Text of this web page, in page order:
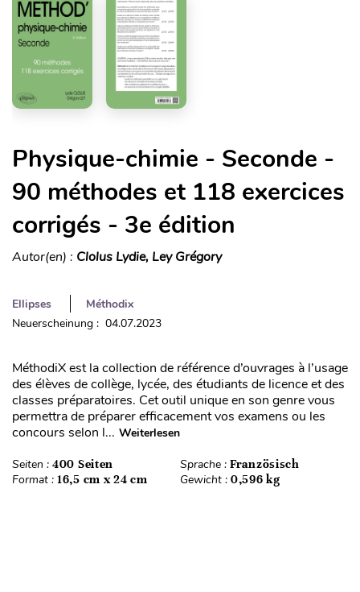
Physique-chimie - Seconde -
90 méthodes et 118 exercices
corrigés - 3e édition
Autor(en) : Clolus Lydie, Ley Grégory
Ellipses
Méthodix
Neuerscheinung : 04.07.2023
MéthodiX est la collection de référence d’ouvrages à l’usage
des élèves de collège, lycée, des étudiants de licence et des
classes préparatoires. Cet outil unique en son genre vous
permettra de préparer efficacement vos examens ou les
concours selon l... Weiterlesen
Seiten : 400 Seiten Sprache : Französisch
Format : 16,5 cm x 24 cm Gewicht : 0,596 kg